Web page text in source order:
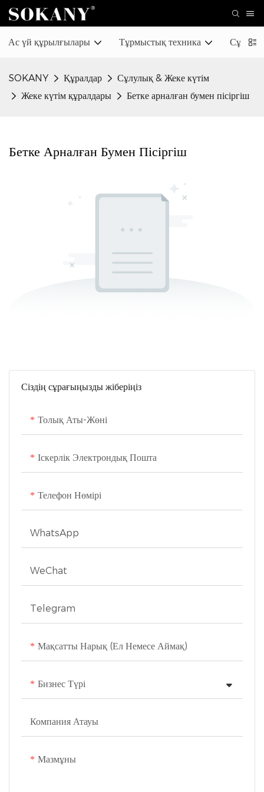
Ас үй құрылғылары Тұрмыстық техника
SOKANY Құралдар
Сұлулық & Жеке күтім
Жеке күтім құралдары
Бетке арналған бумен пісіргіш
Бетке Арналған Бумен Пісіргіш
Сіздің сұрағыңызды жіберіңіз
Толық Аты-Жөні
Іскерлік Электрондық Пошта
Телефон Нөмірі
WhatsApp
WeChat
Telegram
Мақсатты Нарық (ел Немесе Аймақ)
Бизнес Түрі
Компания Атауы
Мазмұны